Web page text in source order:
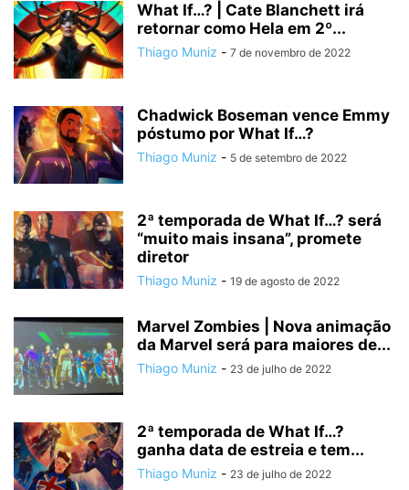
What If…? | Cate Blanchett irá
retornar como Hela em 2º...
Thiago Muniz - 7 de novembro de 2022
Chadwick Boseman vence Emmy
póstumo por What If…?
Thiago Muniz - 5 de setembro de 2022
2ª temporada de What If…? será
“muito mais insana”, promete
diretor
Thiago Muniz - 19 de agosto de 2022
Marvel Zombies | Nova animação
da Marvel será para maiores de...
Thiago Muniz - 23 de julho de 2022
2ª temporada de What If…?
ganha data de estreia e tem...
Thiago Muniz - 23 de julho de 2022